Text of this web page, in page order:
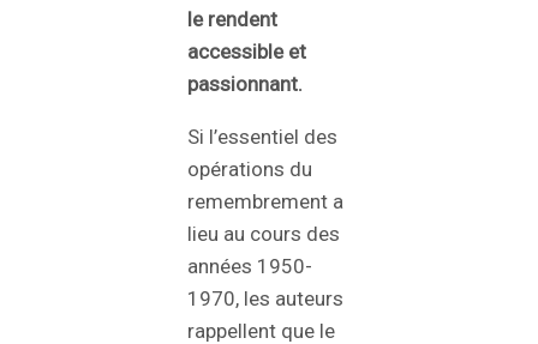
le rendent
accessible et
passionnant.
Si l’essentiel des
opérations du
remembrement a
lieu au cours des
années 1950-
1970, les auteurs
rappellent que le